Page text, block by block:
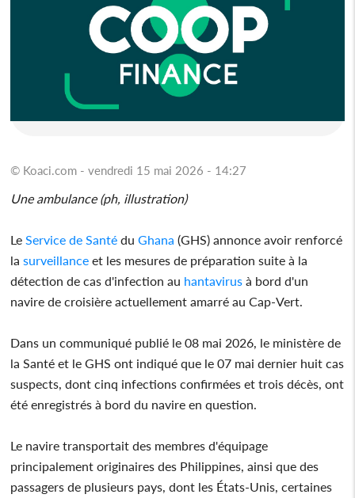
© Koaci.com - vendredi 15 mai 2026 - 14:27
Une ambulance (ph, illustration)
Le Service de Santé duGhana (GHS) annonce avoir renforcé
la surveillance et les mesures de préparation suite à la
détection de cas d'infection au hantavirus à bord d'un
navire de croisière actuellement amarré au Cap-Vert.
Dans un communiqué publié le 08 mai 2026, le ministère de
la Santé et le GHS ont indiqué que le 07 mai dernier huit cas
suspects, dont cinq infections confirmées et trois décès, ont
été enregistrés à bord du navire en question.
Le navire transportait des membres d'équipage
principalement originaires des Philippines, ainsi que des
passagers de plusieurs pays, dont les États-Unis, certaines